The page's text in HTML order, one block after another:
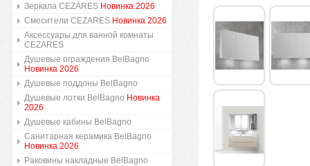
Зеркала CEZARES Новинка 2026
Смесители CEZARES Новинка 2026
Аксессуары для ванной комнаты
CEZARES
Душевые ограждения BelBagno
Новинка 2026
Душевые поддоны BelBagno
Душевые лотки BelBagno Новинка
2026
Душевые кабины BelBagno
Санитарная керамика BelBagno
Новинка 2026
Раковины накладные BelBagno